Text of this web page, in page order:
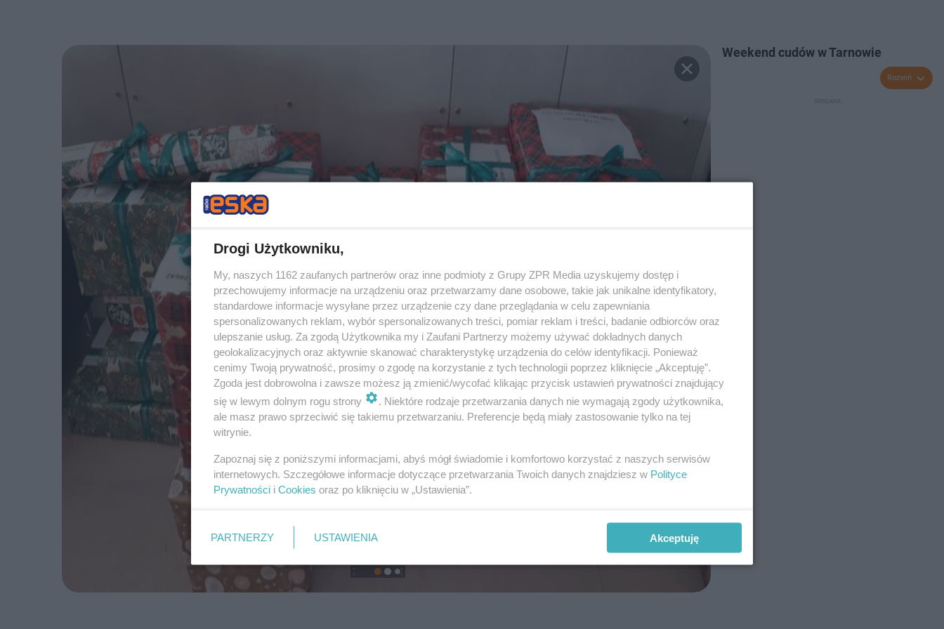
Weekend cudów w Tarnowie
Rozwiń
Drogi Użytkowniku,
My, naszych 1162 zaufanych partnerów oraz inne podmioty z Grupy ZPR Media uzyskujemy dostęp i
przechowujemy informacje na urządzeniu oraz przetwarzamy dane osobowe, takie jak unikalne identyfikatory,
standardowe informacje wysyłane przez urządzenie czy dane przeglądania w celu zapewniania
spersonalizowanych reklam, wybór spersonalizowanych treści, pomiar reklam i treści, badanie odbiorców oraz
ulepszanie usług. Za zgodą Użytkownika my i Zaufani Partnerzy możemy używać dokładnych danych
geolokalizacyjnych oraz aktywnie skanować charakterystykę urządzenia do celów identyfikacji. Ponieważ
cenimy Twoją prywatność, prosimy o zgodę na korzystanie z tych technologii poprzez kliknięcie „Akceptuję”.
Zgoda jest dobrowolna i zawsze możesz ją zmienić/wycofać klikając przycisk ustawień prywatności znajdujący
się w lewym dolnym rogu strony
. Niektóre rodzaje przetwarzania danych nie wymagają zgody użytkownika,
ale masz prawo sprzeciwić się takiemu przetwarzaniu. Preferencje będą miały zastosowanie tylko na tej
witrynie.
Zapoznaj się z poniższymi informacjami, abyś mógł świadomie i komfortowo korzystać z naszych serwisów
internetowych. Szczegółowe informacje dotyczące przetwarzania Twoich danych znajdziesz w Polityce
Prywatności i Cookies oraz po kliknięciu w „Ustawienia”.
PARTNERZY USTAWIENIA Akceptuję